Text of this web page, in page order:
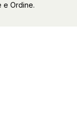
e Ordine.